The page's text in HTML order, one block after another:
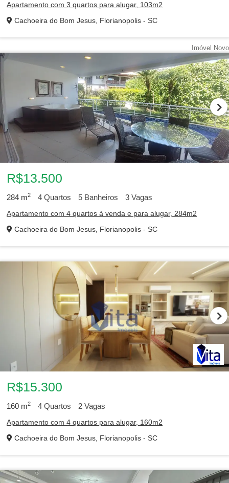
Apartamento com 3 quartos para alugar, 103m2
Cachoeira do Bom Jesus, Florianopolis - SC
Imóvel Novo
R$13.500
284 m2 4 Quartos 5 Banheiros 3 Vagas
Apartamento com 4 quartos à venda e para alugar, 284m2
Cachoeira do Bom Jesus, Florianopolis - SC
R$15.300
160 m2 4 Quartos 2 Vagas
Apartamento com 4 quartos para alugar, 160m2
Cachoeira do Bom Jesus, Florianopolis - SC